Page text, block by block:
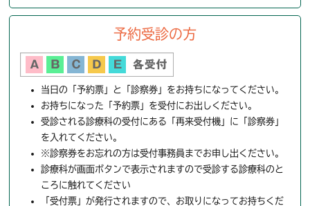
予約受診の方
当日の「予約票」と「診察券」をお持ちになってください。
お持ちになった「予約票」を受付にお出しください。
受診される診療科の受付にある「再来受付機」に「診察券」
を入れてください。
※診察券をお忘れの方は受付事務員までお申し出ください。
診療科が画面ボタンで表示されますので受診する診療科のと
ころに触れてください
「受付票」が発行されますので、お取りになってお持ちくだ